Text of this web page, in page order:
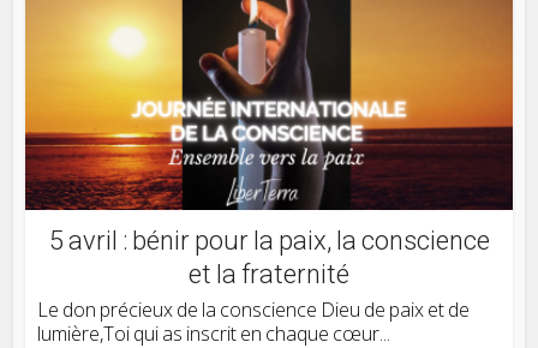
5 avril : bénir pour la paix, la conscience
et la fraternité
Le don précieux de la conscience Dieu de paix et de
lumière,Toi qui as inscrit en chaque cœur...